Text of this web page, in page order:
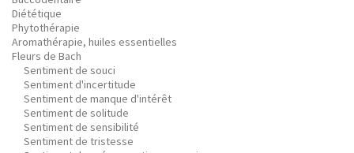
Diététique
Phytothérapie
Aromathérapie, huiles essentielles
Fleurs de Bach
Sentiment de souci
Sentiment d'incertitude
Sentiment de manque d'intérêt
Sentiment de solitude
Sentiment de sensibilité
Sentiment de tristesse